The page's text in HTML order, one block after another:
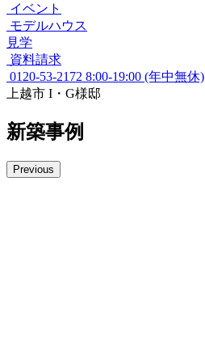
イベント
モデルハウス
見学
資料請求
0120-53-2172 8:00-19:00 (年中無休)
上越市 I・G様邸
新築事例
Previous